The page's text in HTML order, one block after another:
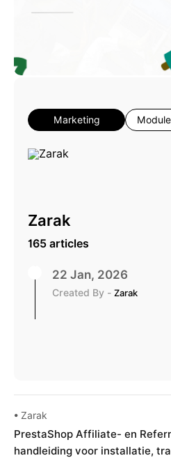
Marketing
Zarak
165 articles
22 Jan, 2026
Created By - Zarak
• Zarak
PrestaShop Affiliate- en
handleiding voor installatie,